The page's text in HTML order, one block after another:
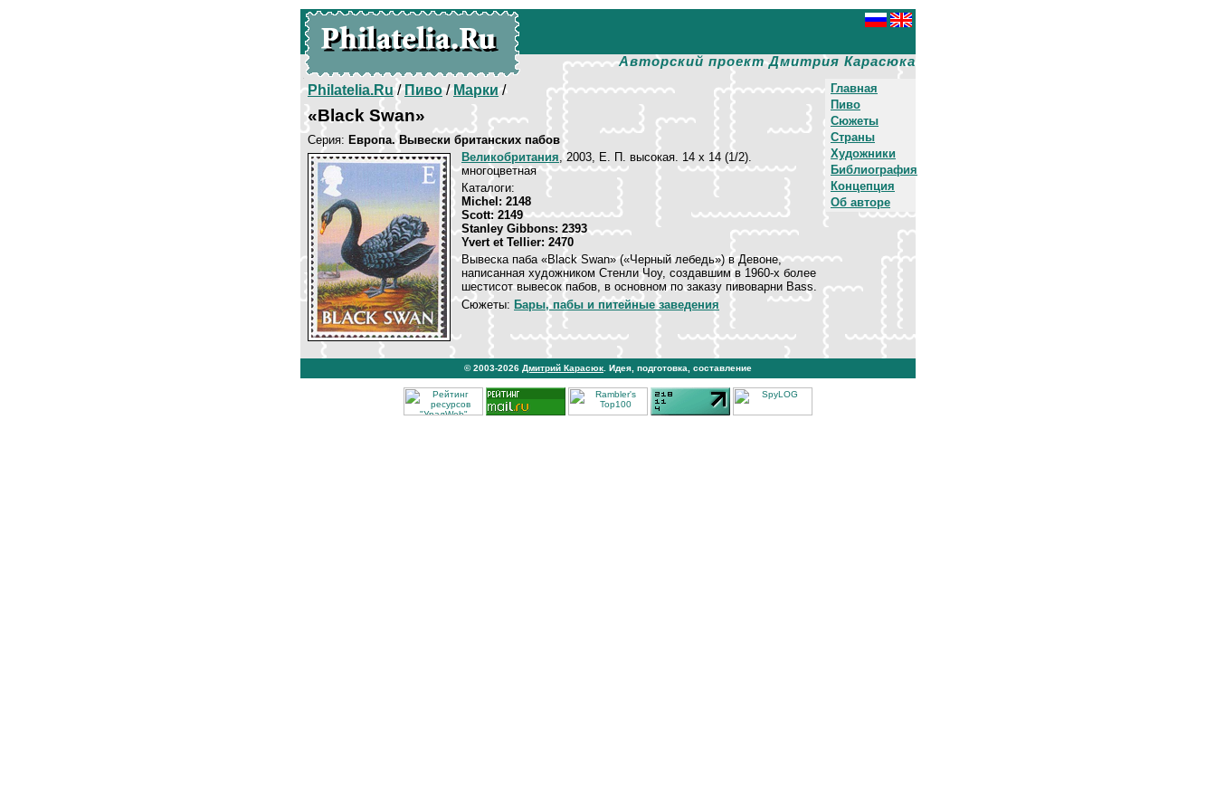
Авторский проект Дмитрия Карасюка
Главная
Пиво
Сюжеты
Страны
Художники
Библиография
Концепция
Об авторе
Philatelia.Ru/Пиво/Марки/
«Black Swan»
Серия: Европа. Вывески британских пабов
Великобритания, 2003, E. П. высокая. 14 х 14 (1/2).
многоцветная
Каталоги:
Michel: 2148
Scott: 2149
Stanley Gibbons: 2393
Yvert et Tellier: 2470
Вывеска паба «Black Swan» («Черный лебедь») в Девоне,
написанная художником Стенли Чоу, создавшим в 1960-х более
шестисот вывесок пабов, в основном по заказу пивоварни Bass.
Сюжеты: Бары, пабы и питейные заведения
© 2003-2026 Дмитрий Карасюк . Идея, подготовка, составление